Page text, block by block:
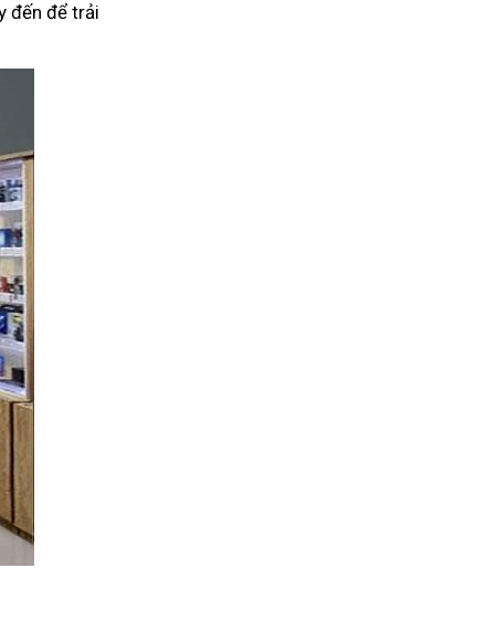
đến để trải